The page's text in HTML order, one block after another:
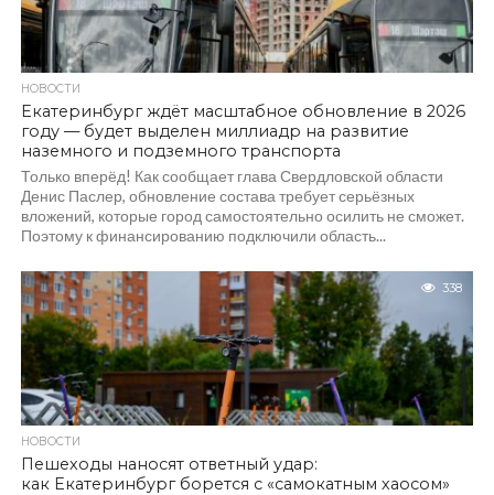
НОВОСТИ
Екатеринбург ждёт масштабное обновление в 2026
году — будет выделен миллиадр на развитие
наземного и подземного транспорта
Только вперёд! Как сообщает глава Свердловской области
Денис Паслер, обновление состава требует серьёзных
вложений, которые город самостоятельно осилить не сможет.
Поэтому к финансированию подключили область...
338
НОВОСТИ
Пешеходы наносят ответный удар:
как Екатеринбург борется с «самокатным хаосом»